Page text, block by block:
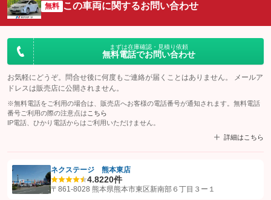
無料 この車両に関するお問い合わせ
まずは在庫確認・見積り依頼
無料電話でお問い合わせ
お気軽にどうぞ。問合せ後に何度もご連絡が届くことはありません。 メールア
ドレスは販売店に公開されません。
※無料電話をご利用の場合は、販売店へお客様の電話番号が通知されます。無料電話
番号ご利用の際の注意点は こちら
IP電話、ひかり電話からはご利用いただけません。
詳細はこちら
【STEP1】認証画面でグーネットを友だち追加してから「許可する」ボタンを押
ネクステージ 熊本東店
4.8220件
〒861-8028 熊本県熊本市東区新南部６丁目３ー１